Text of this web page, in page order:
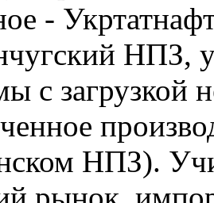
-
НПЗ,
с
НПЗ).